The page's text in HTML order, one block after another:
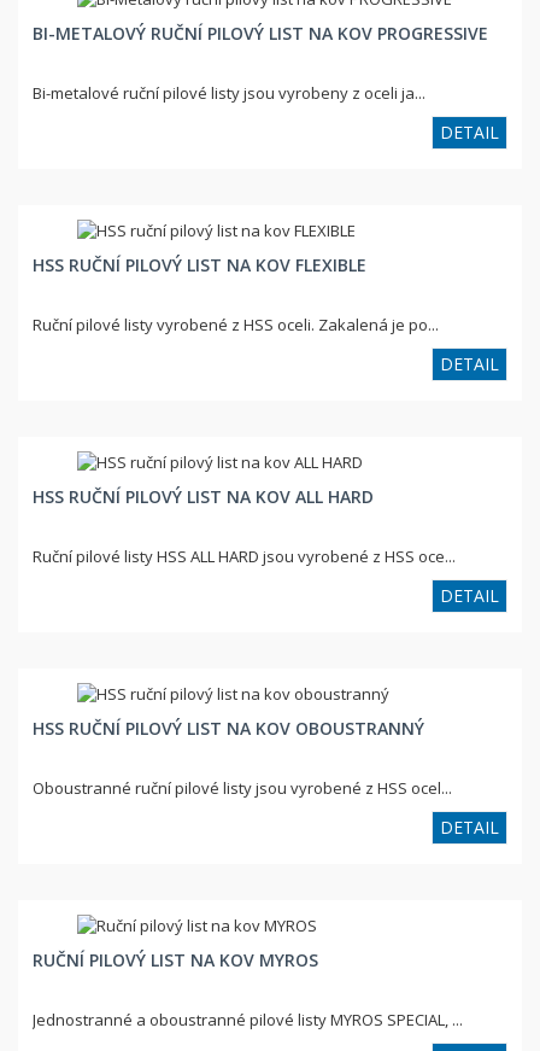
BI-METALOVÝ RUČNÍ PILOVÝ LIST NA KOV PROGRESSIVE
Bi-metalové ruční pilové listy jsou vyrobeny z oceli ja...
DETAIL
HSS RUČNÍ PILOVÝ LIST NA KOV FLEXIBLE
Ruční pilové listy vyrobené z HSS oceli. Zakalená je po...
DETAIL
HSS RUČNÍ PILOVÝ LIST NA KOV ALL HARD
Ruční pilové listy HSS ALL HARD jsou vyrobené z HSS oce...
DETAIL
HSS RUČNÍ PILOVÝ LIST NA KOV OBOUSTRANNÝ
Oboustranné ruční pilové listy jsou vyrobené z HSS ocel...
DETAIL
RUČNÍ PILOVÝ LIST NA KOV MYROS
Jednostranné a oboustranné pilové listy MYROS SPECIAL, ...